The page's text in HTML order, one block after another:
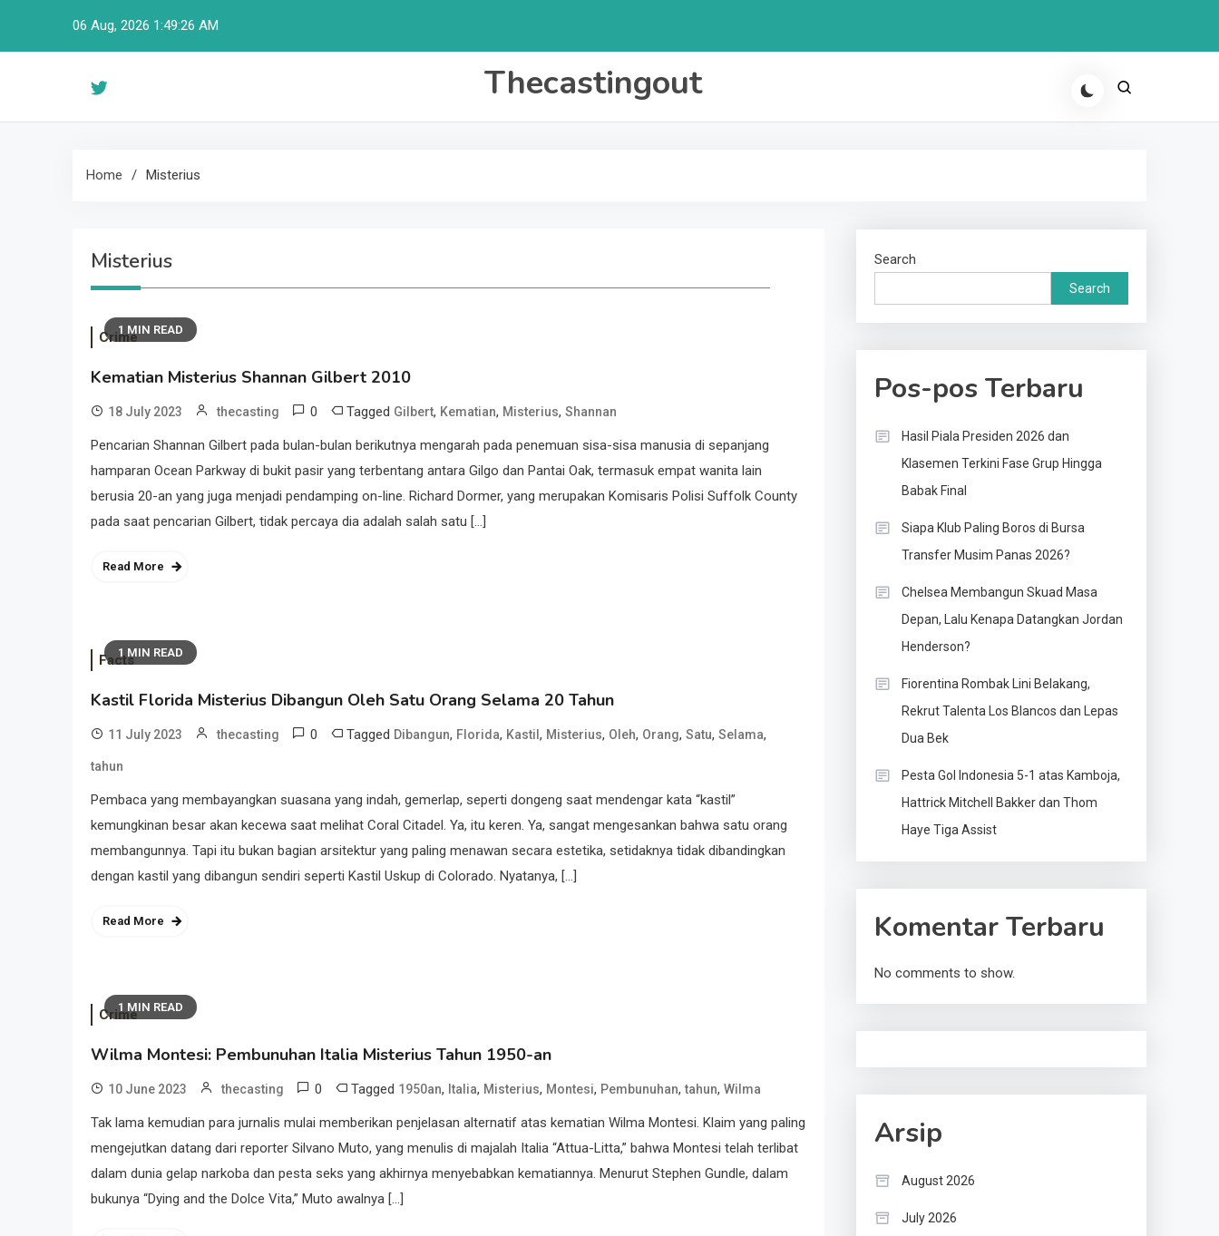
06 Aug, 2026 1:49:26 AM
Thecastingout
Home Misterius
Misterius
1 MIN READ
Crime
Kematian Misterius Shannan Gilbert 2010
18 July 2023 thecasting 0 Tagged Gilbert, Kematian, Misterius, Shannan
Pencarian Shannan Gilbert pada bulan-bulan berikutnya mengarah pada penemuan sisa-sisa manusia di sepanjang
hamparan Ocean Parkway di bukit pasir yang terbentang antara Gilgo dan Pantai Oak, termasuk empat wanita lain
berusia 20-an yang juga menjadi pendamping on-line. Richard Dormer, yang merupakan Komisaris Polisi Suffolk County
pada saat pencarian Gilbert, tidak percaya dia adalah salah satu […]
Read More
1 MIN READ
Facts
Kastil Florida Misterius Dibangun Oleh Satu Orang Selama 20 Tahun
11 July 2023 thecasting 0 Tagged Dibangun, Florida, Kastil , Misterius, Oleh, Orang, Satu, Selama,
tahun
Pembaca yang membayangkan suasana yang indah, gemerlap, seperti dongeng saat mendengar kata “kastil”
kemungkinan besar akan kecewa saat melihat Coral Citadel. Ya, itu keren. Ya, sangat mengesankan bahwa satu orang
membangunnya. Tapi itu bukan bagian arsitektur yang paling menawan secara estetika, setidaknya tidak dibandingkan
dengan kastil yang dibangun sendiri seperti Kastil Uskup di Colorado. Nyatanya, […]
Read More
1 MIN READ
Crime
Wilma Montesi: Pembunuhan Italia Misterius Tahun 1950-an
10 June 2023 thecasting 0 Tagged 1950an, Italia, Misterius, Montesi, Pembunuhan,tahun, Wilma
Tak lama kemudian para jurnalis mulai memberikan penjelasan alternatif atas kematian Wilma Montesi. Klaim yang paling
mengejutkan datang dari reporter Silvano Muto, yang menulis di majalah Italia “Attua-Litta,” bahwa Montesi telah terlibat
dalam dunia gelap narkoba dan pesta seks yang akhirnya menyebabkan kematiannya. Menurut Stephen Gundle, dalam
bukunya “Dying and the Dolce Vita,” Muto awalnya […]
Search
Search
Pos-pos Terbaru
Hasil Piala Presiden 2026 dan
Klasemen Terkini Fase Grup Hingga
Babak Final
Siapa Klub Paling Boros di Bursa
Transfer Musim Panas 2026?
Chelsea Membangun Skuad Masa
Depan, Lalu Kenapa Datangkan Jordan
Henderson?
Fiorentina Rombak Lini Belakang,
Rekrut Talenta Los Blancos dan Lepas
Dua Bek
Pesta Gol Indonesia 5-1 atas Kamboja,
Hattrick Mitchell Bakker dan Thom
Haye Tiga Assist
Komentar Terbaru
No comments to show.
Arsip
August 2026
July 2026